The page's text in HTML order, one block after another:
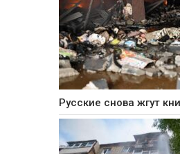
Русские снова жгут